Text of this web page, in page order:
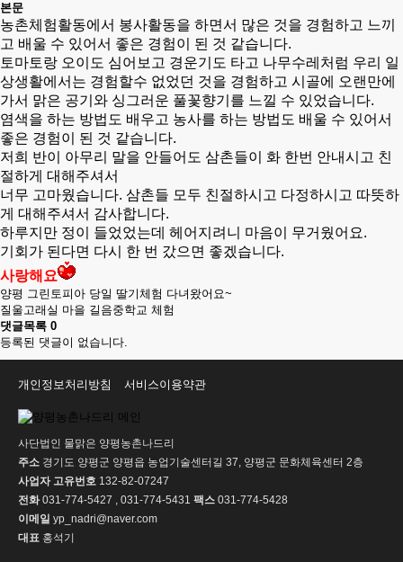
본문
농촌체험활동에서 봉사활동을 하면서 많은 것을 경험하고 느끼
고 배울 수 있어서 좋은 경험이 된 것 같습니다.
토마토랑 오이도 심어보고 경운기도 타고 나무수레처럼 우리 일
상생활에서는 경험할수 없었던 것을 경험하고 시골에 오랜만에
가서 맑은 공기와 싱그러운 풀꽃향기를 느낄 수 있었습니다.
염색을 하는 방법도 배우고 농사를 하는 방법도 배울 수 있어서
좋은 경험이 된 것 같습니다.
저희 반이 아무리 말을 안들어도 삼촌들이 화 한번 안내시고 친
절하게 대해주셔서
너무 고마웠습니다. 삼촌들 모두 친절하시고 다정하시고 따뜻하
게 대해주셔서 감사합니다.
하루지만 정이 들었었는데 헤어지려니 마음이 무거웠어요.
기회가 된다면 다시 한 번 갔으면 좋겠습니다.
사랑해요
양평 그린토피아 당일 딸기체험 다녀왔어요~
질울고래실 마을 길음중학교 체험
댓글목록 0
등록된 댓글이 없습니다.
개인정보처리방침 서비스이용약관
사단법인 물맑은 양평농촌나드리
주소 경기도 양평군 양평읍 농업기술센터길 37, 양평군 문화체육센터 2층
사업자 고유번호 132-82-07247
전화031-774-5427 , 031-774-5431 팩스 031-774-5428
이메일 yp_nadri@naver.com
대표 홍석기